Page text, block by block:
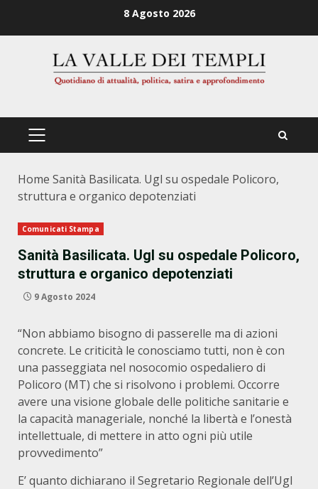
8 Agosto 2026
PRIMÄRES
Home Sanità Basilicata. Ugl su ospedale Policoro,
struttura e organico depotenziati
Comunicati Stampa
Sanità Basilicata. Ugl su ospedale Policoro,
struttura e organico depotenziati
9 Agosto 2024
“Non abbiamo bisogno di passerelle ma di azioni
concrete. Le criticità le conosciamo tutti, non è con
una passeggiata nel nosocomio ospedaliero di
Policoro (MT) che si risolvono i problemi. Occorre
avere una visione globale delle politiche sanitarie e
la capacità manageriale, nonché la libertà e l’onestà
intellettuale, di mettere in atto ogni più utile
provvedimento”
E’ quanto dichiarano il Segretario Regionale dell’Ugl